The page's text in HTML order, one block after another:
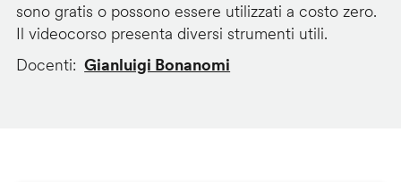
sono gratis o possono essere utilizzati a costo zero.
Il videocorso presenta diversi strumenti utili.
Docenti
Gianluigi Bonanomi